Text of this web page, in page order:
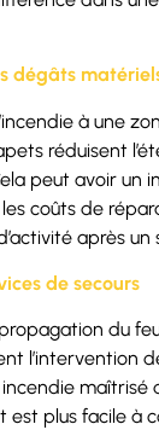
dégâts
à une
réduisent
peut avoir un
coûts de
après un
de secours
du
l’intervention
maîtrisé
est plus facile à